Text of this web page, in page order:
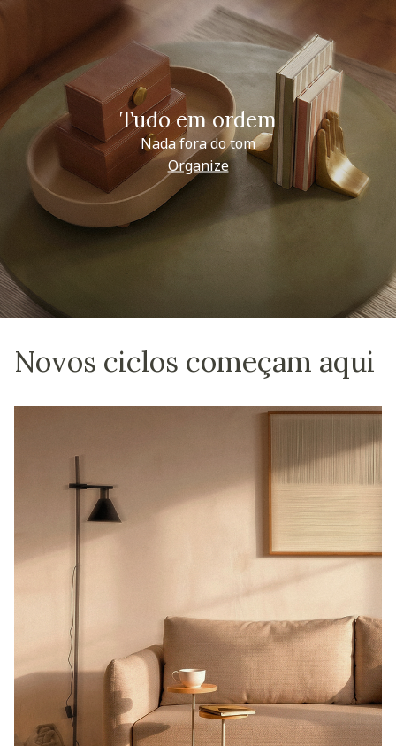
Tudo em ordem
Nada fora do tom
Organize
Novos ciclos começam aqui